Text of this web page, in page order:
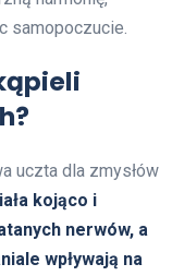
samopoczucie.
uczta dla zmysłów
kojąco i
nerwów, a
wpływają na